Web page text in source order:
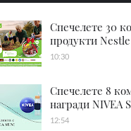
Спечелете 30
продукти Nestle
10:30
Спечелете 8
награди NIVEA
12:54